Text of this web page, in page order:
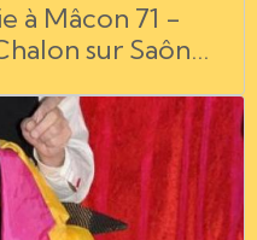
à Mâcon 71 -
sur Saône
39